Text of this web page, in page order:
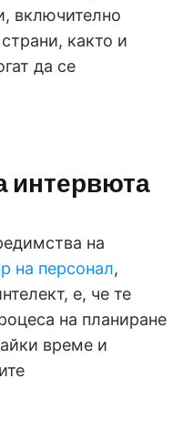
включително
както и
да се
интервюта
на
на персонал,
е, че те
на планиране
време и